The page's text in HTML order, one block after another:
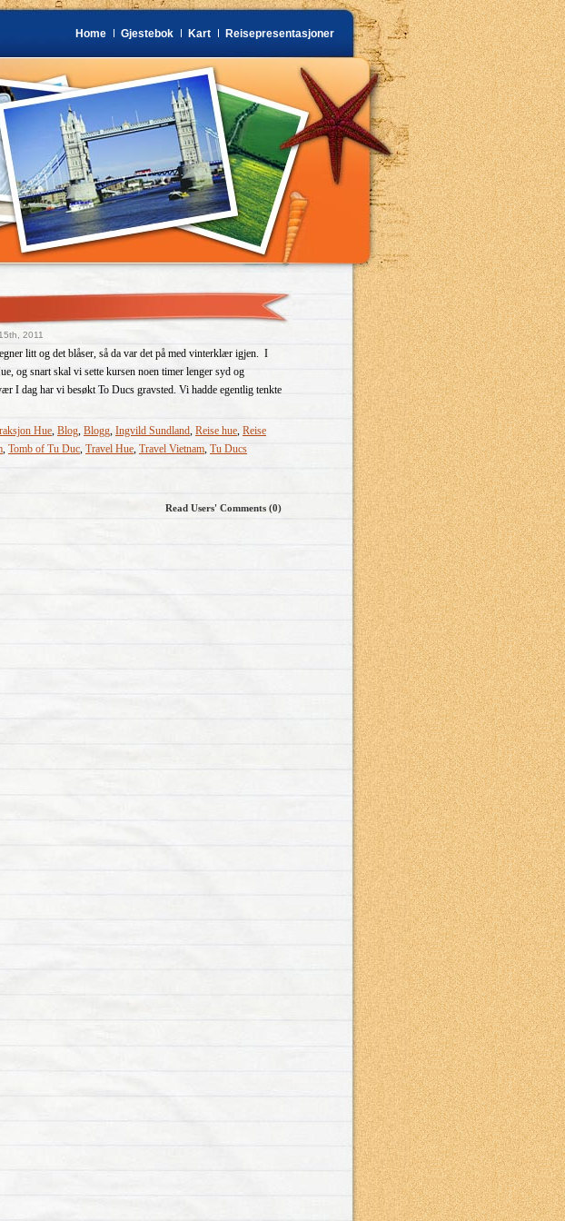
Home Gjestebok Kart Reisepresentasjoner
2011
litt og det blåser, så da var det på med vinterklær igjen. I
og snart skal vi sette kursen noen timer lenger syd og
I dag har vi besøkt To Ducs gravsted. Vi hadde egentlig tenkte
Hue, Blog, Blogg, Ingvild Sundland, Reise hue, Reise
, Tomb of Tu Duc, Travel Hue, Travel Vietnam, Tu Ducs
Read Users' Comments (0)